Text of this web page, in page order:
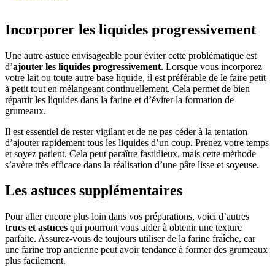
Incorporer les liquides progressivement
Une autre astuce envisageable pour éviter cette problématique est
d’ajouter les liquides progressivement. Lorsque vous incorporez
votre lait ou toute autre base liquide, il est préférable de le faire petit
à petit tout en mélangeant continuellement. Cela permet de bien
répartir les liquides dans la farine et d’éviter la formation de
grumeaux.
Il est essentiel de rester vigilant et de ne pas céder à la tentation
d’ajouter rapidement tous les liquides d’un coup. Prenez votre temps
et soyez patient. Cela peut paraître fastidieux, mais cette méthode
s’avère très efficace dans la réalisation d’une pâte lisse et soyeuse.
Les astuces supplémentaires
Pour aller encore plus loin dans vos préparations, voici d’autres
trucs et astuces qui pourront vous aider à obtenir une texture
parfaite. Assurez-vous de toujours utiliser de la farine fraîche, car
une farine trop ancienne peut avoir tendance à former des grumeaux
plus facilement.